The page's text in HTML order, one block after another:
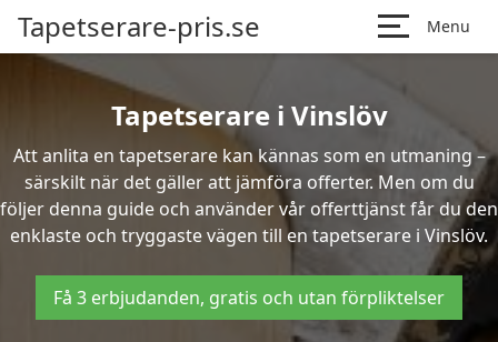
Tapetserare-pris.se Menu
Tapetserare i Vinslöv
Att anlita en tapetserare kan kännas som en utmaning –
särskilt när det gäller att jämföra offerter. Men om du
följer denna guide och använder vår offerttjänst får du den
enklaste och tryggaste vägen till en tapetserare i Vinslöv.
Få 3 erbjudanden, gratis och utan förpliktelser